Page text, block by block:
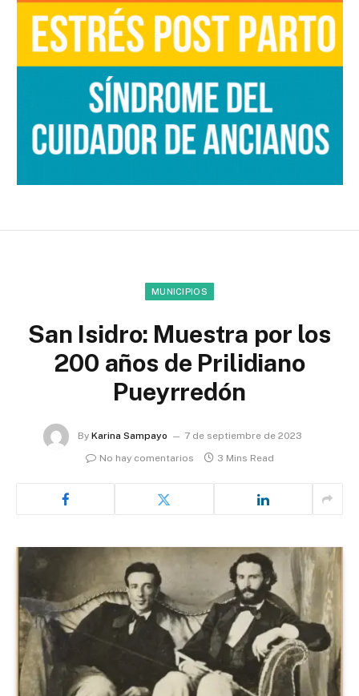
MUNICIPIOS
San Isidro: Muestra por los
200 años de Prilidiano
Pueyrredón
By Karina Sampayo
7 de septiembre de 2023
No hay comentarios
3 Mins Read